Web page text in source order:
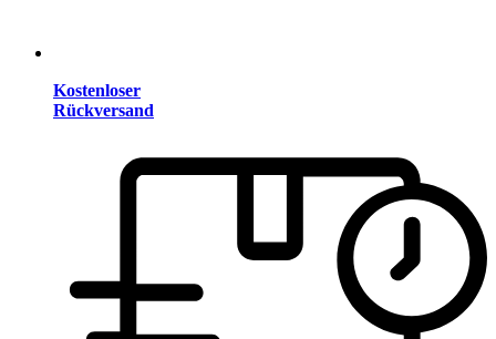
Kostenloser
Rückversand